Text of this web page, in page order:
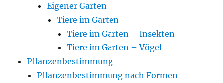
Eigener Garten
Tiere im Garten
Tiere im Garten – Insekten
Tiere im Garten – Vögel
Pflanzenbestimmung
Pflanzenbestimmung nach Formen